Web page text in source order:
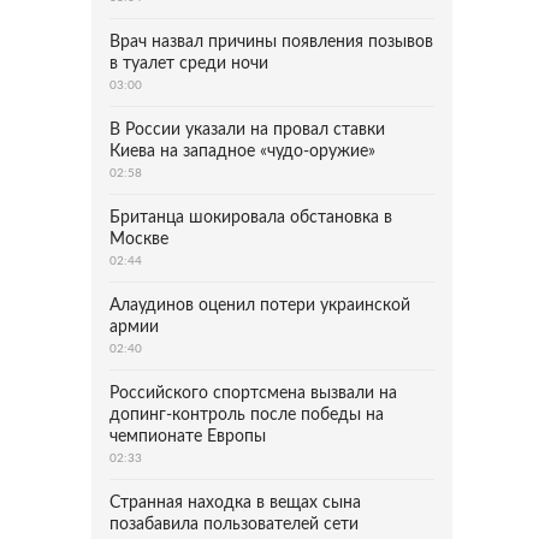
Врач назвал причины появления позывов
в туалет среди ночи
03:00
В России указали на провал ставки
Киева на западное «чудо-оружие»
02:58
Британца шокировала обстановка в
Москве
02:44
Алаудинов оценил потери украинской
армии
02:40
Российского спортсмена вызвали на
допинг-контроль после победы на
чемпионате Европы
02:33
Странная находка в вещах сына
позабавила пользователей сети